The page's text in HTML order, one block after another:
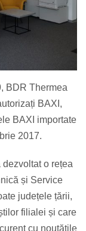
BDR Thermea
BAXI,
BAXI importate
2017.
o rețea
și Service
județele țării,
filialei și care
cu noutățile